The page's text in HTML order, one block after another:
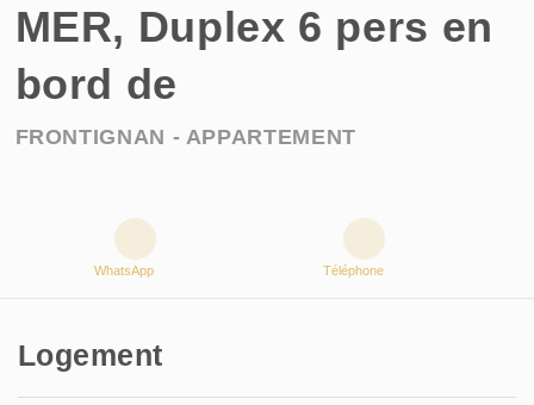
MER, Duplex 6 pers en
bord de
FRONTIGNAN - APPARTEMENT
WhatsApp Téléphone
Logement